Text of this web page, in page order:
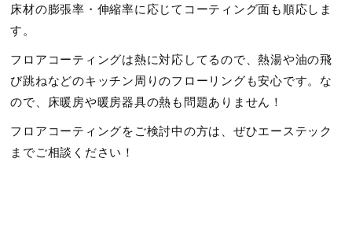
床材の膨張率・伸縮率に応じてコーティング面も順応しま
す。
フロアコーティングは熱に対応してるので、熱湯や油の飛
び跳ねなどのキッチン周りのフローリングも安心です。な
ので、床暖房や暖房器具の熱も問題ありません！
フロアコーティングをご検討中の方は、ぜひエーステック
までご相談ください！